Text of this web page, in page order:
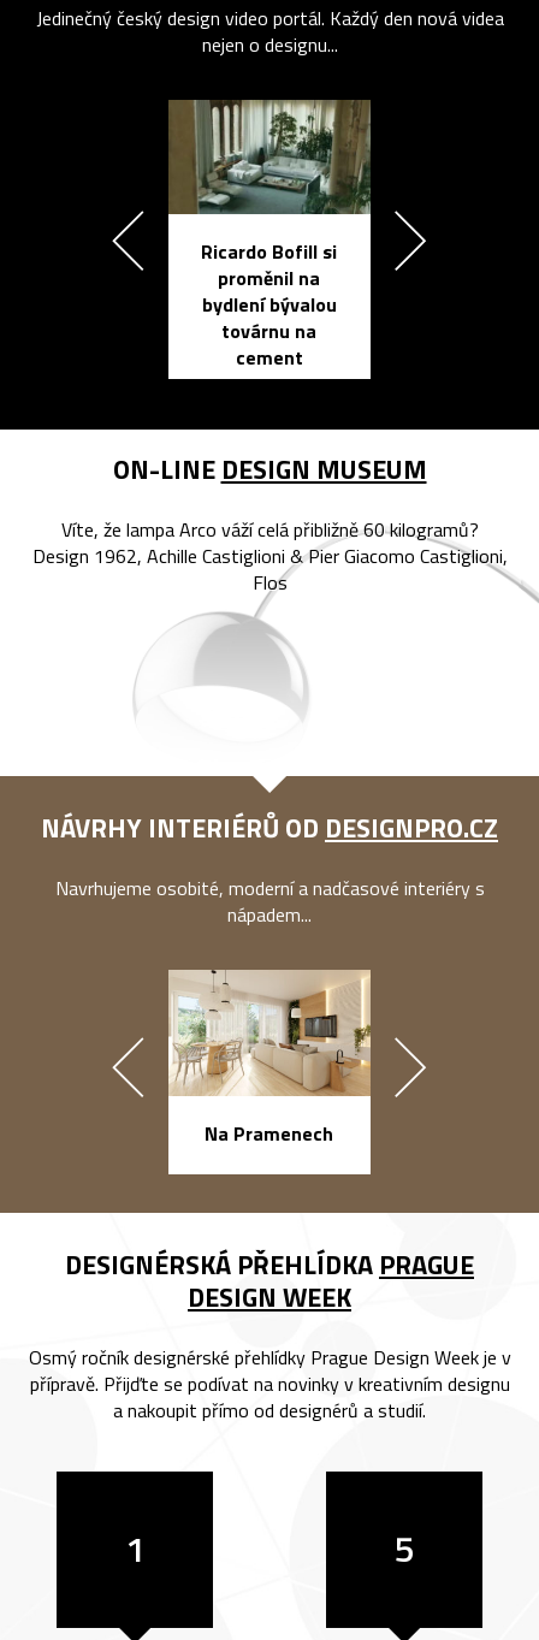
Jedinečný český design video portál. Každý den nová videa
nejen o designu...
Ricardo Bofill si
proměnil na
bydlení bývalou
továrnu na
cement
ON-LINE DESIGN MUSEUM
Víte, že lampa Arco váží celá přibližně 60 kilogramů?
Design 1962, Achille Castiglioni & Pier Giacomo Castiglioni,
Flos
NÁVRHY INTERIÉRŮ OD DESIGNPRO.CZ
Navrhujeme osobité, moderní a nadčasové interiéry s
nápadem...
Na Pramenech
DESIGNÉRSKÁ PŘEHLÍDKA PRAGUE
DESIGN WEEK
Osmý ročník designérské přehlídky Prague Design Week je v
přípravě. Přijďte se podívat na novinky v kreativním designu
a nakoupit přímo od designérů a studií.
1 5